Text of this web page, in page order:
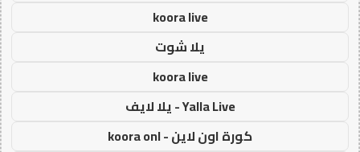
koora live
يلا شوت
koora live
Yalla Live - يلا لايف
كورة اون لاين - koora onl